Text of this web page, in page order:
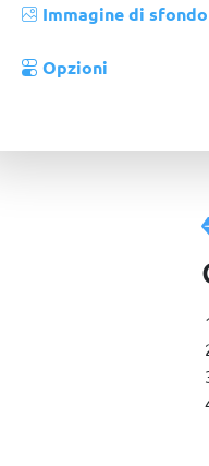
Immagine di sfondo
Opzioni